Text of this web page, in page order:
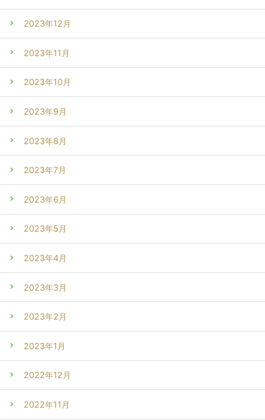
2023年12月
2023年11月
2023年10月
2023年9月
2023年8月
2023年7月
2023年6月
2023年5月
2023年4月
2023年3月
2023年2月
2023年1月
2022年12月
2022年11月